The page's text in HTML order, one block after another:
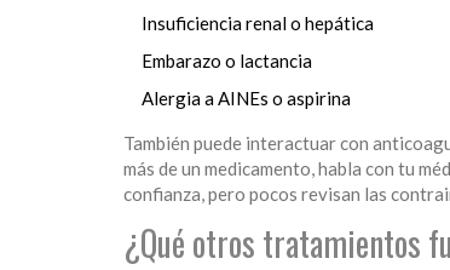
Insuficiencia renal o hepática
Embarazo o lactancia
Alergia a AINEs o aspirina
También puede interactuar con
más de un medicamento, habla con tu
confianza, pero pocos revisan las
¿Qué otros tratamientos